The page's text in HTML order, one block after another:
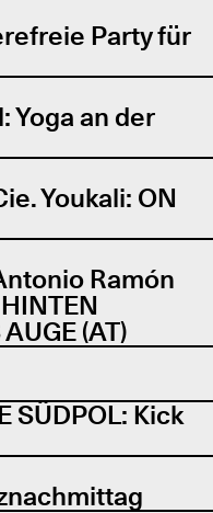
Party für
Yoga an der
Youkali: ON
Ramón
(AT)
SÜDPOL: Kick